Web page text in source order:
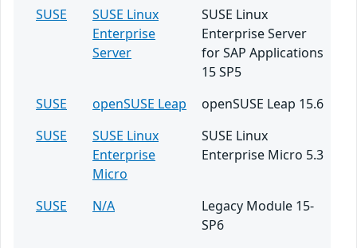
SUSE
SUSE Linux
Enterprise
Server
SUSE Linux
Enterprise Server
for SAP Applications
15 SP5
SUSE
openSUSE Leap
openSUSE Leap 15.6
SUSE
SUSE Linux
Enterprise
Micro
SUSE Linux
Enterprise Micro 5.3
SUSE N/A
Legacy Module 15-
SP6